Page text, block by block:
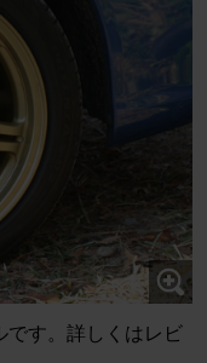
です。詳しくはレビ